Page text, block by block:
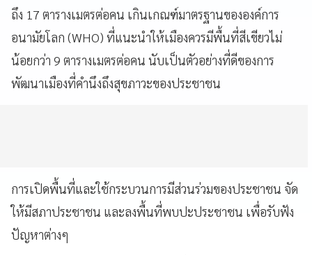
ถึง 17 ตารางเมตรต่อคน เกินเกณฑ์มาตรฐานขององค์การ
อนามัยโลก (WHO) ที่แนะนำให้เมืองควรมีพื้นที่สีเขียวไม่
น้อยกว่า 9 ตารางเมตรต่อคน นับเป็นตัวอย่างที่ดีของการ
พัฒนาเมืองที่คำนึงถึงสุขภาวะของประชาชน
การเปิดพื้นที่และใช้กระบวนการมีส่วนร่วมของประชาชน จัด
ให้มีสภาประชาชน และลงพื้นที่พบปะประชาชน เพื่อรับฟัง
ปัญหาต่างๆ